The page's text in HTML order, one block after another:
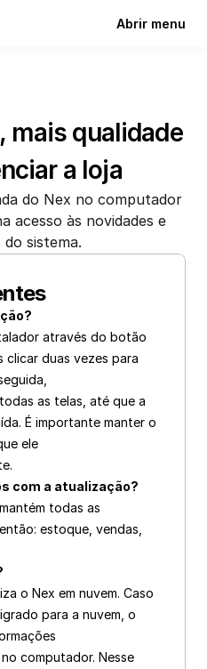
mais qualidade
a loja
do Nex no computador
acesso às novidades e
do sistema.
através do botão
clicar duas vezes para
as telas, até que a
É importante manter o
ele
com a atualização?
todas as
estoque, vendas,
o Nex em nuvem. Caso
para a nuvem, o
computador. Nesse
Abrir menu